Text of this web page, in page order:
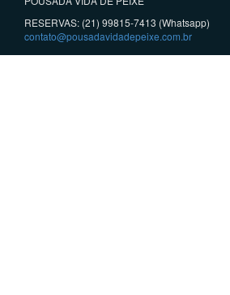
RESERVAS: (21) 99815-7413 (Whatsapp)
contato@pousadavidadepeixe.com.br